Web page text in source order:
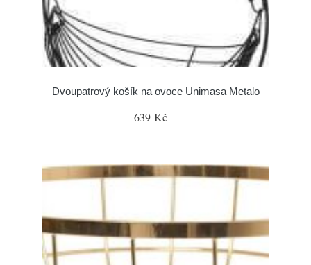
Dvoupatrový košík na ovoce Unimasa Metalo
639 Kč